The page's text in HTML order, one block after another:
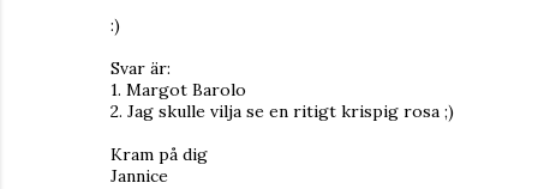
:)
Svar är:
1. Margot Barolo
2. Jag skulle vilja se en ritigt krispig rosa ;)
Kram på dig
Jannice